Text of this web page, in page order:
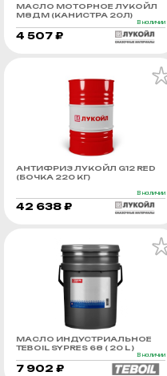
МАСЛО МОТОРНОЕ ЛУКОЙЛ
М8ДМ (КАНИСТРА 20Л)
В наличии
4 507 ₽
АНТИФРИЗ ЛУКОЙЛ G12 RED
(БОЧКА 220 КГ)
В наличии
42 638 ₽
МАСЛО ИНДУСТРИАЛЬНОЕ
TEBOIL SYPRES 68 ( 20 L )
В наличии
7 902 ₽